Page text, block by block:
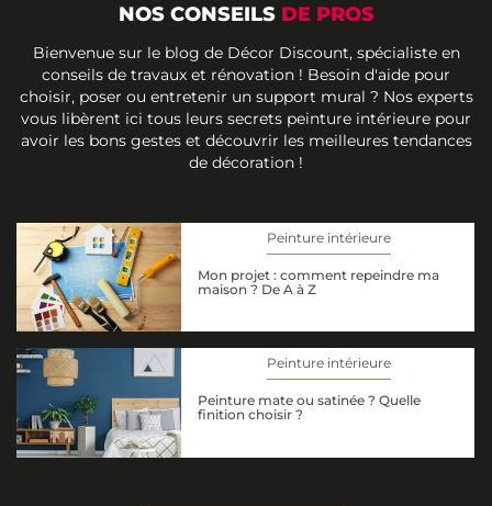
NOS CONSEILS DE PROS
Bienvenue sur le blog de Décor Discount, spécialiste en
conseils de travaux et rénovation ! Besoin d'aide pour
choisir, poser ou entretenir un support mural ? Nos experts
vous libèrent ici tous leurs secrets peinture intérieure pour
avoir les bons gestes et découvrir les meilleures tendances
de décoration !
Peinture intérieure
Mon projet : comment repeindre ma
maison ? De A à Z
Peinture intérieure
Peinture mate ou satinée ? Quelle
finition choisir ?